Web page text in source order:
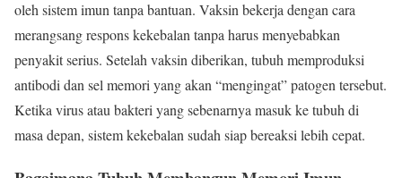
oleh sistem imun tanpa bantuan. Vaksin bekerja dengan cara
merangsang respons kekebalan tanpa harus menyebabkan
penyakit serius. Setelah vaksin diberikan, tubuh memproduksi
antibodi dan sel memori yang akan “mengingat” patogen tersebut.
Ketika virus atau bakteri yang sebenarnya masuk ke tubuh di
masa depan, sistem kekebalan sudah siap bereaksi lebih cepat.